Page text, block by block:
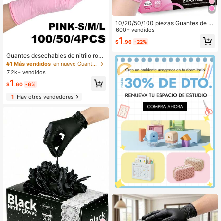
Guantes desechables de nitrilo rosa
- talla grande gruesos, talla grande
duraderos, ajuste cómodo, adecuad
os para limpieza, lavado de platos,
cuidado de belleza, baño de masco
tas, etc. - Impermeables, multifunci
onales
#1 Más vendidos
en nuevo Guantes para el hogar
7.2k+ vendidos
$1 .60 -6%
1Hay otros vendedores
10/20/50/100 piezas Guantes de ni
trilo rosa sin polvo y sin látex, aptos
para cocina, limpieza, belleza, sofá,
camping al aire libre, etc. (Paquete
600+ vendidos
$1.96 -22%